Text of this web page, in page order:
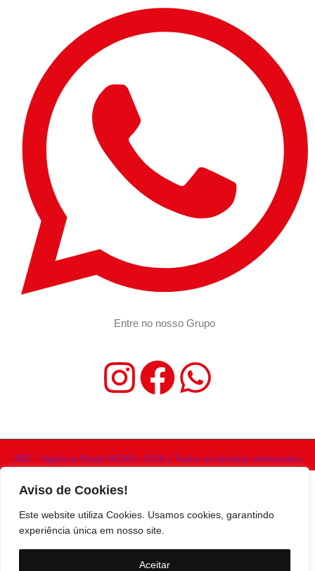
Aviso de Cookies!
Este website utiliza Cookies. Usamos cookies, garantindo
experiência única em nosso site.
Aceitar
Entre no nosso Grupo
ABC - Agência Brasil NEWS -2026 | Todos os direitos reservados